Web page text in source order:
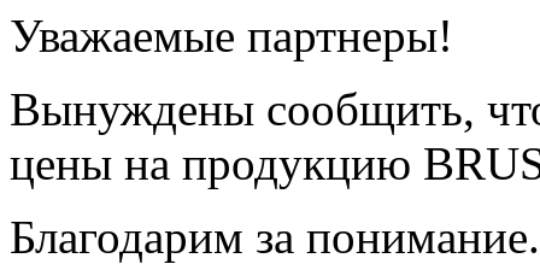
Уважаемые партнеры!
Вынуждены сообщить,
цены на продукцию
Благодарим за понимание.